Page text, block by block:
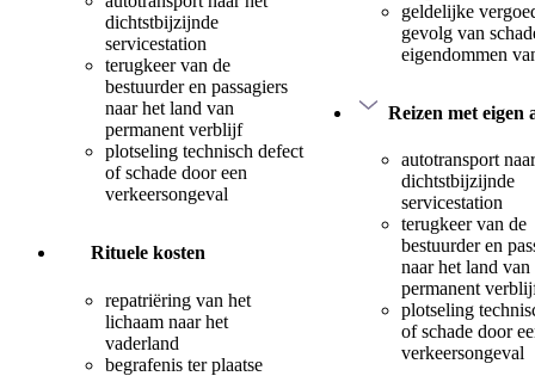
dichtstbijzijnde
servicestation
terugkeer van de
bestuurder en passagiers
naar het land van
permanent verblijf
plotseling technisch defect
of schade door een
verkeersongeval
Rituele kosten
repatriëring van het
lichaam naar het
vaderland
begrafenis ter plaatse
geldelijke
gevolg van
eigendommen
Reizen met eigen
autotransport
dichtstbijzijnde
servicestation
terugkeer van de
bestuurder en
naar het land van
permanent
plotseling
of schade door
verkeersongeval